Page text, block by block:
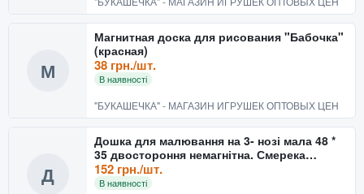
М
Магнитная доска для рисования "Бабочка"
(красная)
38 грн./шт.
В наявності
"БУКАШЕЧКА" - МАГАЗИН ИГРУШЕК ОПТОВЫХ ЦЕН
Д
Дошка для малювання на 3- нозі мала 48 *
35 двостороння немагнітна. Смерека
Артикул: 13324837
152 грн./шт.
В наявності